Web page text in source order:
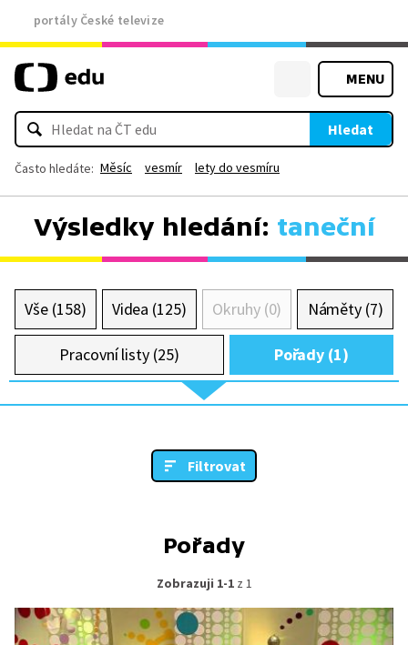
portály České televize
MENU
Hledat
Často hledáte: Měsíc vesmír lety do vesmíru
Výsledky hledání: taneční
Vše (158) Videa (125) Okruhy (0) Náměty (7)
Pracovní listy (25) Pořady (1)
Filtrovat
Pořady
Zobrazuji 1-1z 1